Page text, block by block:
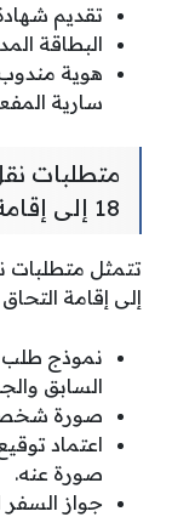
تقديم
البطاقة
هوية
سارية
متطلبات
18 إلى إقامة التحاق بعائل مادة 22
إلى إقامة التحاق
نموذج طلب
السابق
صورة شخصية عدد (2)
اعتماد
صورة عنه.
جواز السفر